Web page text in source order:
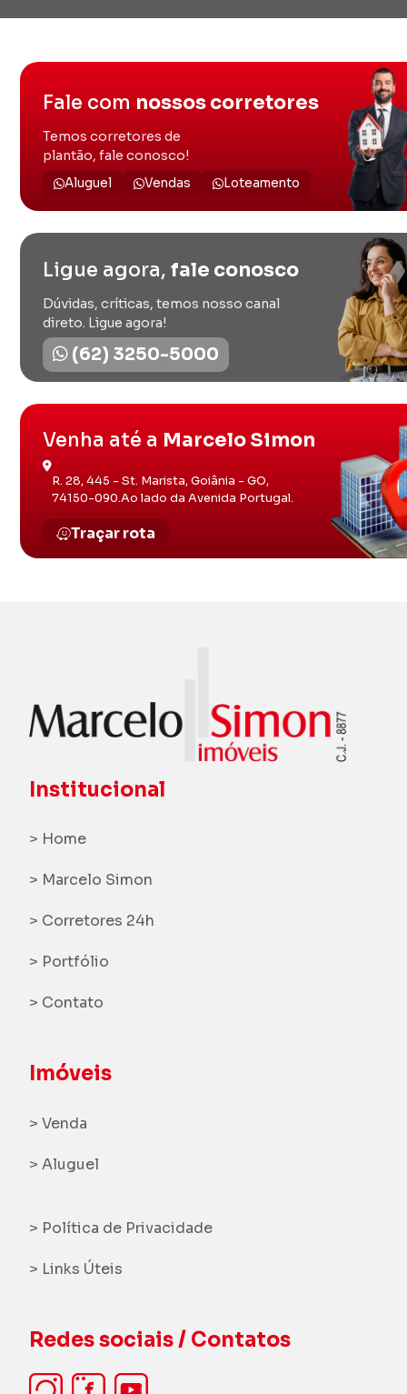
Fale com nossos corretores
Temos corretores de
plantão, fale conosco!
Aluguel Vendas Loteamento
Ligue agora, fale conosco
Dúvidas, críticas, temos nosso canal
direto. Ligue agora!
(62) 3250-5000
Venha até a Marcelo Simon
R. 28, 445 - St. Marista, Goiânia - GO,
74150-090.Ao lado da Avenida Portugal.
Traçar rota
Institucional
> Home
> Marcelo Simon
> Corretores 24h
> Portfólio
> Contato
Imóveis
> Venda
> Aluguel
> Política de Privacidade
> Links Úteis
Redes sociais / Contatos